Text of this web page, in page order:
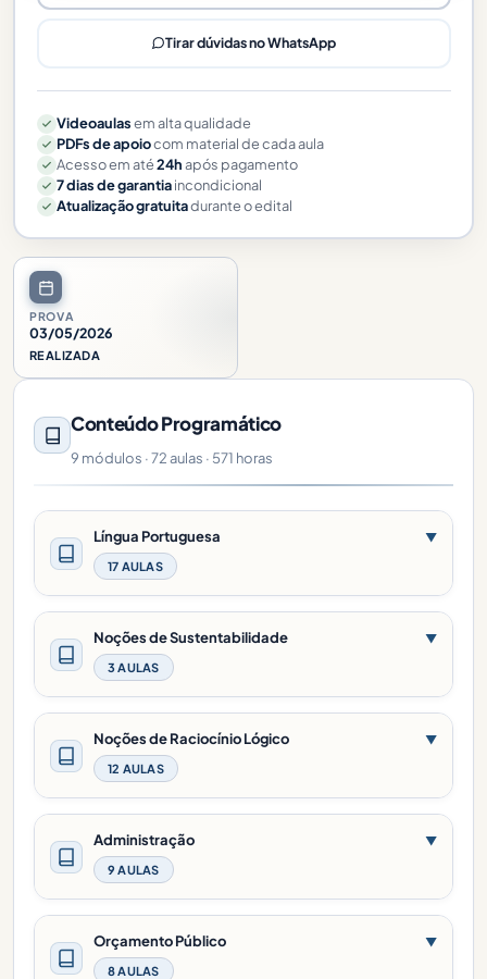
PROVA
03/05/2026
REALIZADA
Conteúdo Programático
9 módulos · 72 aulas · 571 horas
Língua Portuguesa
17 AULAS
▼
Noções de Sustentabilidade
3 AULAS
▼
Noções de Raciocínio Lógico
12 AULAS
▼
Administração
9 AULAS
▼
Orçamento Público
8 AULAS
▼
Tirar dúvidas no WhatsApp
Videoaulasem alta qualidade
PDFs de apoiocom material de cada aula
Acesso em até24hapós pagamento
7 dias de garantiaincondicional
Atualização gratuitadurante o edital